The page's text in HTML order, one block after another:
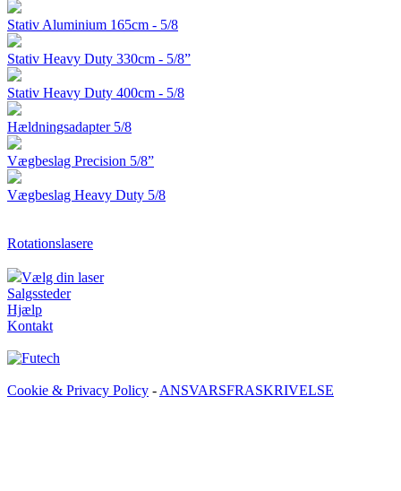
Stativ Aluminium 165cm - 5/8
Stativ Heavy Duty 330cm - 5/8”
Stativ Heavy Duty 400cm - 5/8
Hældningsadapter 5/8
Vægbeslag Precision 5/8”
Vægbeslag Heavy Duty 5/8
Rotationslasere
Vælg din laser
Salgssteder
Hjælp
Kontakt
Cookie & Privacy Policy - ANSVARSFRASKRIVELSE